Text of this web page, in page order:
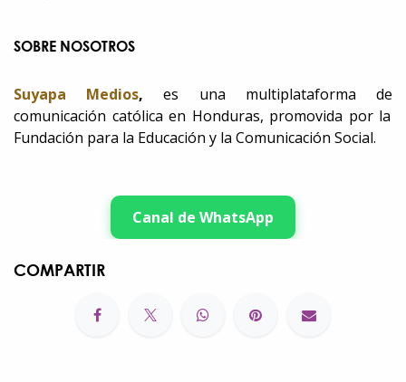
SOBRE NOSOTROS
Suyapa Medios, es una multiplataforma de
comunicación católica en Honduras, promovida por la
Fundación para la Educación y la Comunicación Social.
Canal de WhatsApp
COMPARTIR